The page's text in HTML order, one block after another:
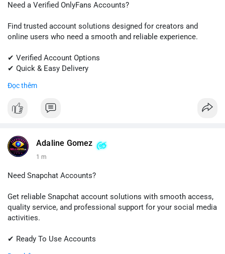
Need a Verified OnlyFans Accounts?
Find trusted account solutions designed for creators and
online users who need a smooth and reliable experience.
✔ Verified Account Options
✔ Quick & Easy Delivery
💬 Telegram: @SellsSMM
#sellssmm
Đọc thêm
Adaline Gomez
1 m
Need Snapchat Accounts?
Get reliable Snapchat account solutions with smooth access,
quality service, and professional support for your social media
activities.
✔ Ready To Use Accounts